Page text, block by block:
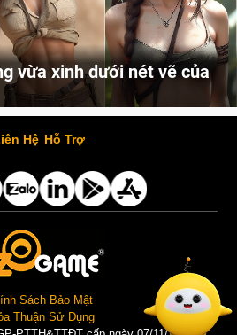
vừa xinh dưới nét vẽ của
Cùng đến với những hình ảnh Lala Croft của Tomb Raider dưới nét vẽ của AI. Một cô nàng xinh đẹp, nóng bỏng nhưng cũng rắn rỏi và mạnh mẽ.
Hệ Hỗ Trợ
Sách Bảo Mật
Thuận Sử Dụng